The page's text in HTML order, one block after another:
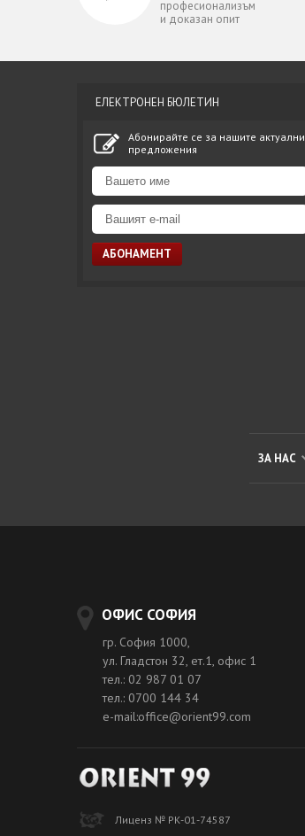
професионализъм
и доказан опит
ЕЛЕКТРОНЕН БЮЛЕТИН
Абонирайте се за нашите актуални
предложения
ЗА НАС
ОФИС СОФИЯ
гр. София 1000,
ул. Гладстон 32, ет.1, офис 1
тел.: 02 987 01 07
тел.: 0700 144 34
e-mail:office@orient99.com
Лиценз № РК-01-74587